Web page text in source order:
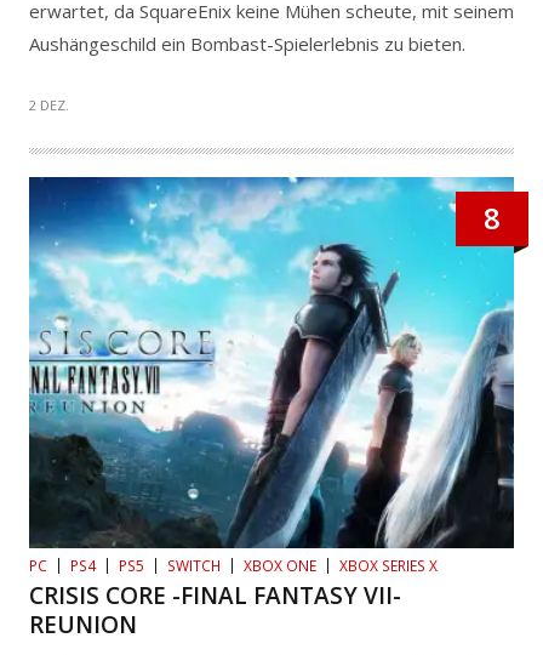
erwartet, da SquareEnix keine Mühen scheute, mit seinem
Aushängeschild ein Bombast-Spielerlebnis zu bieten.
2 DEZ.
8
PC PS4 PS5 SWITCH XBOX ONE XBOX SERIES X
CRISIS CORE -FINAL FANTASY VII-
REUNION